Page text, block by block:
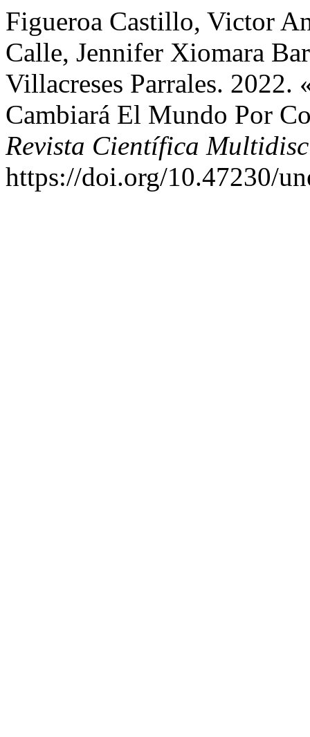
Figueroa Castillo, Victor
Calle, Jennifer Xiomara
Villacreses Parrales. 2022.
Cambiará El Mundo Por
Revista Científica
https://doi.org/10.47230/